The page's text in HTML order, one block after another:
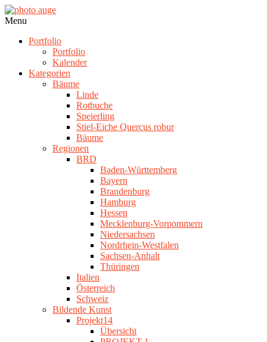
Skip
to
photo
Navigation
Menu
Portfolio
Portfolio
Kalender
Kategorien
Bäume
Linde
Rotbuche
Speierling
Stiel-Eiche Quercus robur
Bäume
Regionen
BRD
Baden-Württemberg
Bayern
Brandenburg
Hamburg
Hessen
Mecklenburg-Vorpommern
Niedersachsen
Nordrhein-Westfalen
Sachsen-Anhalt
Thüringen
Italien
Österreich
Schweiz
Bildende Kunst
Projekt14
Übersicht